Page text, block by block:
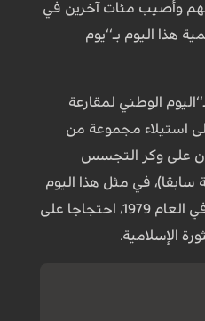
واستشهد 56 منهم وأصيب مئات آخرين في
هذا اليوم بـ‘‘يوم
الوطني لمقارعة
إلى استيلاء مجموعة من
على وكر التجسس
سابقا)، في مثل هذا اليوم
(4 تشرين الثاني/نوفمبر) في العام 1979، احتجاجا على
الإسلامية.